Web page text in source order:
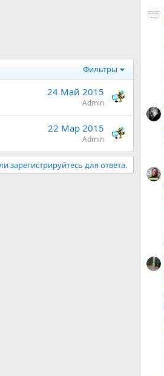
Фильтры
24 Май 2015
Admin
22 Мар 2015
Admin
зарегистрируйтесь для ответа.